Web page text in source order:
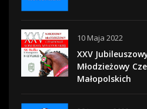
10 Maja 2022
XXV
Młodzieżowy
Małopolskich